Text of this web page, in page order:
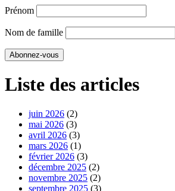
Prénom
Nom de famille
Liste des articles
juin 2026 (2)
mai 2026 (3)
avril 2026 (3)
mars 2026 (1)
février 2026 (3)
décembre 2025 (2)
novembre 2025 (2)
septembre 2025 (3)